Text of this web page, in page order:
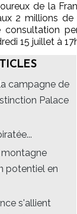
de la
2 millions
15 juillet à
campagne de
Palace
montagne
potentiel en
s'allient